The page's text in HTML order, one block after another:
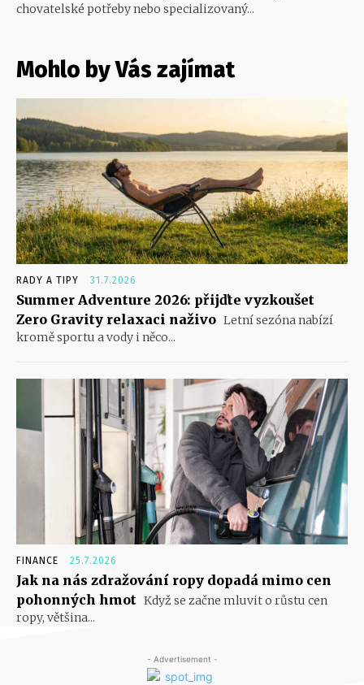
chovatelské potřeby nebo specializovaný...
Mohlo by Vás zajímat
RADY A TIPY 31.7.2026
Summer Adventure 2026: přijďte vyzkoušet
Zero Gravity relaxaci naživo Letní sezóna nabízí
kromě sportu a vody i něco...
FINANCE 25.7.2026
Jak na nás zdražování ropy dopadá mimo cen
pohonných hmot Když se začne mluvit o růstu cen
ropy, většina...
- Advertisement -